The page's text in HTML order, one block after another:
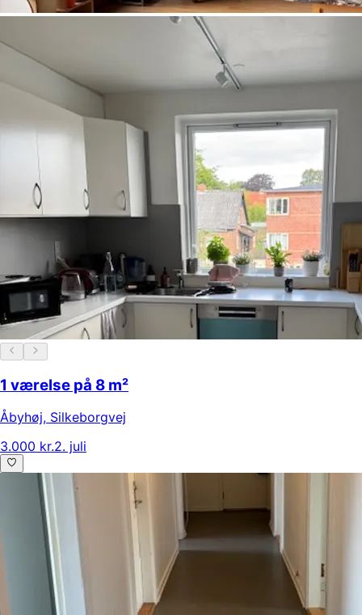
1 værelse på 8 m²
Åbyhøj, Silkeborgvej
3.000 kr.2. juli